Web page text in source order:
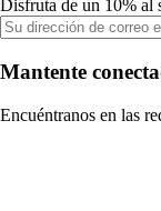
Disfruta de un 10% al
Mantente
Encuéntranos en las